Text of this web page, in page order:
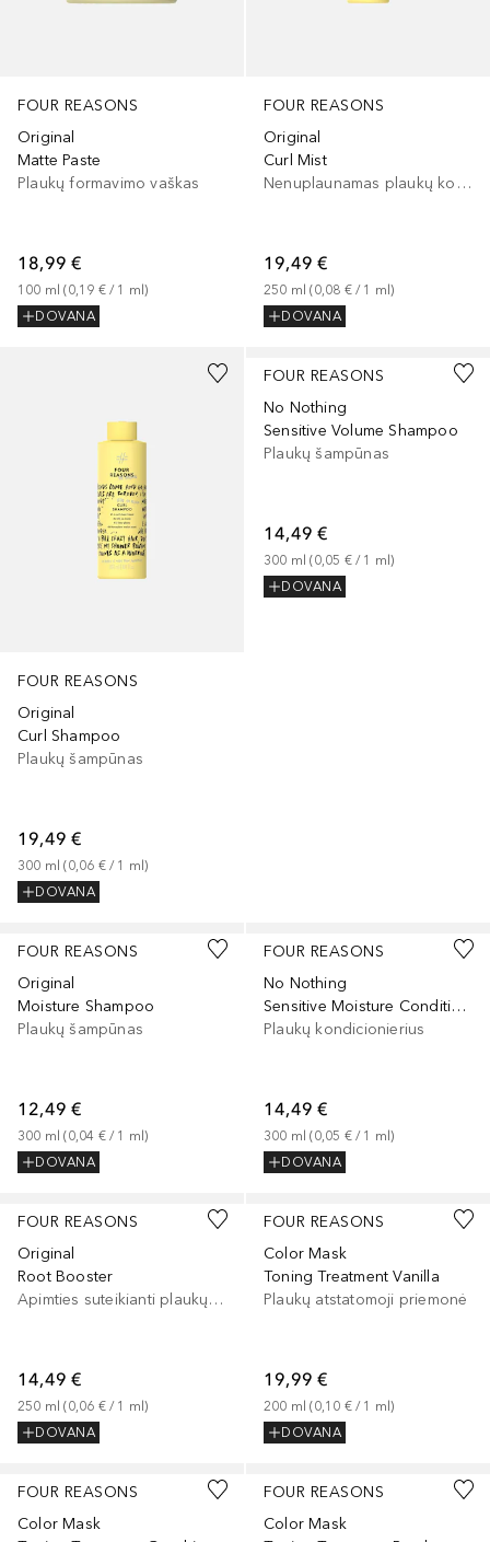
FOUR REASONS
Original
Matte Paste
Plaukų formavimo vaškas
18,99 €
100 ml (0,19 € / 1 ml)
DOVANA
FOUR REASONS
Original
Curl Mist
Nenuplaunamas plaukų kondicionierius
19,49 €
250 ml (0,08 € / 1 ml)
DOVANA
FOUR REASONS
Original
Curl Shampoo
Plaukų šampūnas
19,49 €
300 ml (0,06 € / 1 ml)
DOVANA
FOUR REASONS
No Nothing
Sensitive Volume Shampoo
Plaukų šampūnas
14,49 €
300 ml (0,05 € / 1 ml)
DOVANA
FOUR REASONS
Original
Moisture Shampoo
Plaukų šampūnas
12,49 €
300 ml (0,04 € / 1 ml)
DOVANA
FOUR REASONS
No Nothing
Sensitive Moisture Conditioner
Plaukų kondicionierius
14,49 €
300 ml (0,05 € / 1 ml)
DOVANA
FOUR REASONS
Original
Root Booster
Apimties suteikianti plaukų priemonė
14,49 €
250 ml (0,06 € / 1 ml)
DOVANA
FOUR REASONS
Color Mask
Toning Treatment Vanilla
Plaukų atstatomoji priemonė
19,99 €
200 ml (0,10 € / 1 ml)
DOVANA
FOUR REASONS
Color Mask
FOUR REASONS
Color Mask